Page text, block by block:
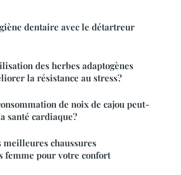
dentaire avec le détartreur
des herbes adaptogènes
la résistance au stress?
de noix de cajou peut-
santé cardiaque?
meilleures chaussures
femme pour votre confort